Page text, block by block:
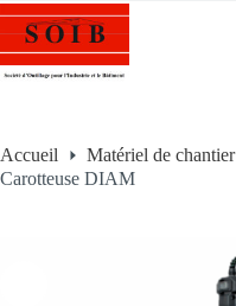
Accueil Matériel de chantier
Carotteuse DIAM